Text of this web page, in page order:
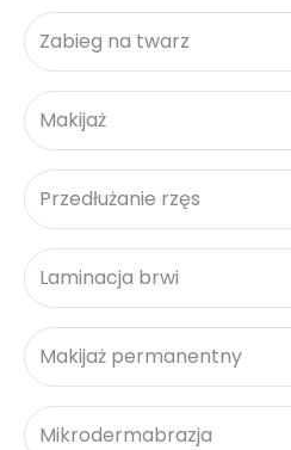
Zabieg na twarz
Makijaż
Przedłużanie rzęs
Laminacja brwi
Makijaż permanentny
Mikrodermabrazja